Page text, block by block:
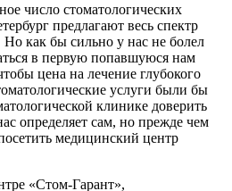
число стоматологических
предлагают весь спектр
Но как бы сильно у нас не болел
в первую попавшуюся нам
цена на лечение глубокого
услуги были бы
клинике доверить
определяет сам, но прежде чем
медицинский центр
«Стом-Гарант»,